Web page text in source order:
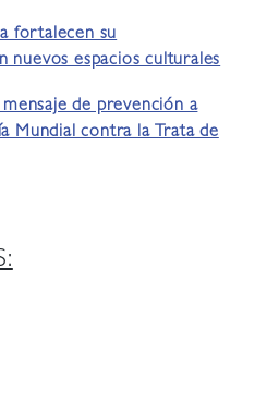
fortalecen su
nuevos espacios culturales
de prevención a
Mundial contra la Trata de